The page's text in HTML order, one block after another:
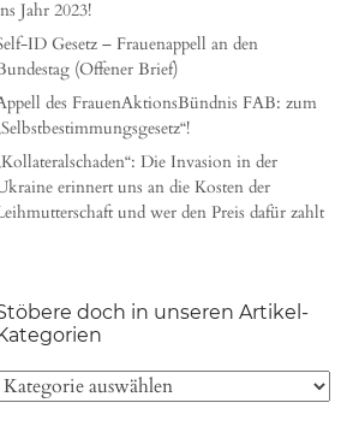
Jahr 2023!
ID Gesetz – Frauenappell an den
(Offener Brief)
des FrauenAktionsBündnis FAB: zum
Die Invasion in der
erinnert uns an die Kosten der
und wer den Preis dafür zahlt
doch in unseren Artikel-